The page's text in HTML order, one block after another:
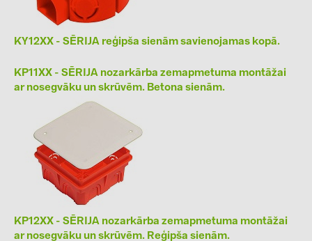
Katalogi
Saules paneļi (19)
Invertori (105)
Invertoru aksesuāri (84)
Enerģijas uzglabāšana (71)
E-Mobilitāte (19)
KY12XX - SĒRIJA reģipša sienām savienojamas kopā.
KP11XX - SĒRIJA nozarkārba zemapmetuma montāžai
ar nosegvāku un skrūvēm. Betona sienām.
KP12XX - SĒRIJA nozarkārba zemapmetuma montāžai
ar nosegvāku un skrūvēm. Reģipša sienām.